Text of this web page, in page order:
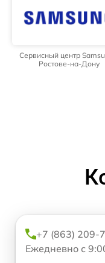
Сервисный центр
Ростове-на-Дону
+7 (863) 209-
Ежедневно с